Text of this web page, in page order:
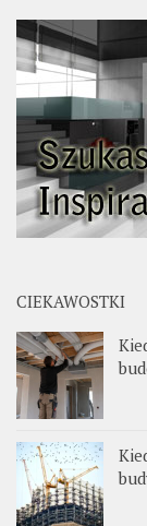
CIEKAWOSTKI